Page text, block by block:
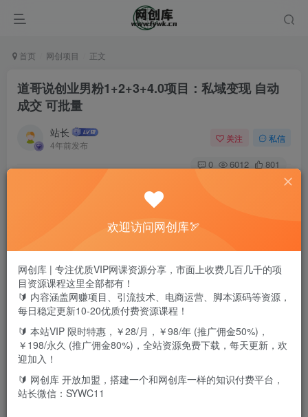
首页 网创项目 正文
道哥说创业男粉1+2+3+4.0项目：私域变现 自动
成交 可批量
站长
4年前发布
关注 私信
0 6012 801
男粉3.0从招募到现在，一个多月了。我们自己实操时间也就
两个多月。这两个多月搞的不多不少12个w。
现在可以说3.0的无人直播玩法已经过了最佳操作期了。还能
欢迎访问网创库🏹
网创库 | 专注优质VIP网课资源分享，市面上收费几百几千的项
目资源课程这里全部都有！
🔰 内容涵盖网赚项目、引流技术、电商运营、脚本源码等资源，
每日稳定更新10-20优质付费资源课程！
🔰 本站VIP 限时特惠，￥28/月，￥98/年 (推广佣金50%)，
￥198/永久 (推广佣金80%)，全站资源免费下载，每天更新，欢
迎加入！
🔰 网创库 开放加盟，搭建一个和网创库一样的知识付费平台，
站长微信：SYWC11